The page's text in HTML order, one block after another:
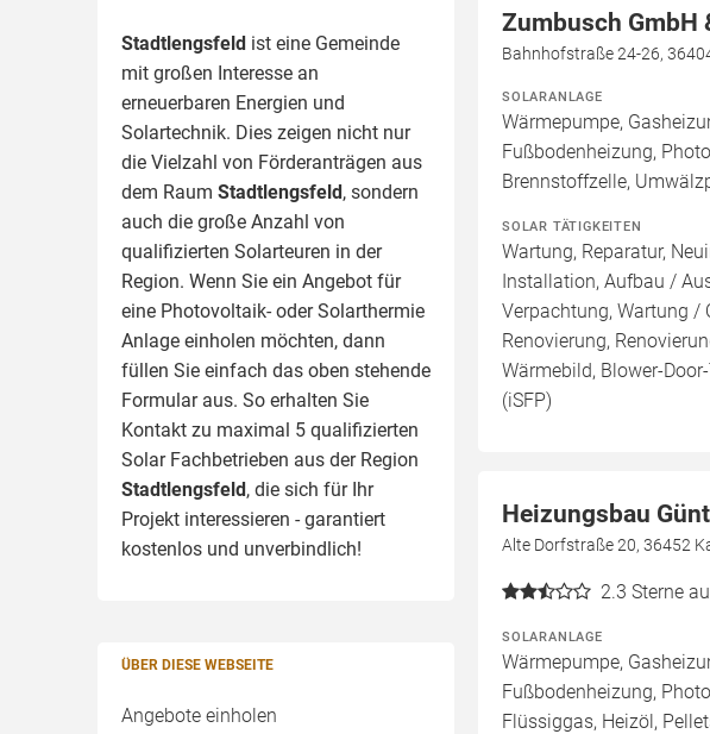
Stadtlengsfeld ist eine Gemeinde
mit großen Interesse an
erneuerbaren Energien und
Solartechnik. Dies zeigen nicht nur
die Vielzahl von Förderanträgen aus
dem Raum Stadtlengsfeld, sondern
auch die große Anzahl von
qualifizierten Solarteuren in der
Region. Wenn Sie ein Angebot für
eine Photovoltaik- oder Solarthermie
Anlage einholen möchten, dann
füllen Sie einfach das oben stehende
Formular aus. So erhalten Sie
Kontakt zu maximal 5 qualifizierten
Solar Fachbetrieben aus der Region
Stadtlengsfeld, die sich für Ihr
Projekt interessieren - garantiert
kostenlos und unverbindlich!
ÜBER DIESE WEBSEITE
Angebote einholen
Zumbusch GmbH
Bahnhofstraße 24-26,
SOLARANLAGE
Wärmepumpe,
Fußbodenheizung,
Brennstoffzelle,
SOLAR TÄTIGKEITEN
Wartung, Reparatur,
Installation, Aufbau /
Verpachtung, Wartung /
Renovierung,
Wärmebild, Blower-
(iSFP)
Heizungsbau
Alte Dorfstraße 20, 36452
2.3 Sterne
SOLARANLAGE
Wärmepumpe,
Fußbodenheizung,
Flüssiggas, Heizöl,